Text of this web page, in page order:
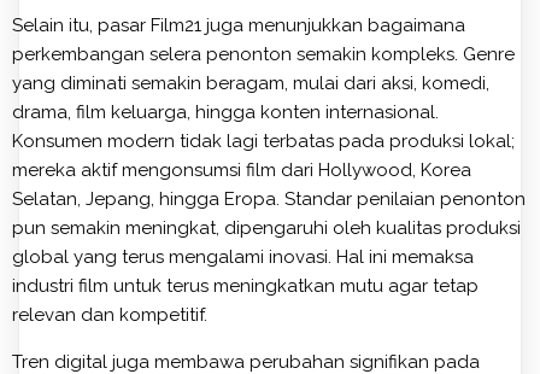
Selain itu, pasar Film21 juga menunjukkan bagaimana
perkembangan selera penonton semakin kompleks. Genre
yang diminati semakin beragam, mulai dari aksi, komedi,
drama, film keluarga, hingga konten internasional.
Konsumen modern tidak lagi terbatas pada produksi lokal;
mereka aktif mengonsumsi film dari Hollywood, Korea
Selatan, Jepang, hingga Eropa. Standar penilaian penonton
pun semakin meningkat, dipengaruhi oleh kualitas produksi
global yang terus mengalami inovasi. Hal ini memaksa
industri film untuk terus meningkatkan mutu agar tetap
relevan dan kompetitif.
Tren digital juga membawa perubahan signifikan pada